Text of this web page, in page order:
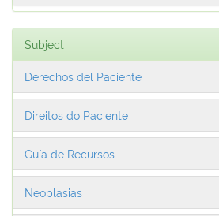
Subject
Derechos del Paciente
Direitos do Paciente
Guía de Recursos
Neoplasias